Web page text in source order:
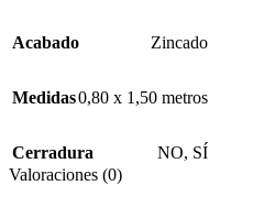
Acabado Zincado
Medidas0,80 x 1,50 metros
Cerradura NO, SÍ
Valoraciones (0)